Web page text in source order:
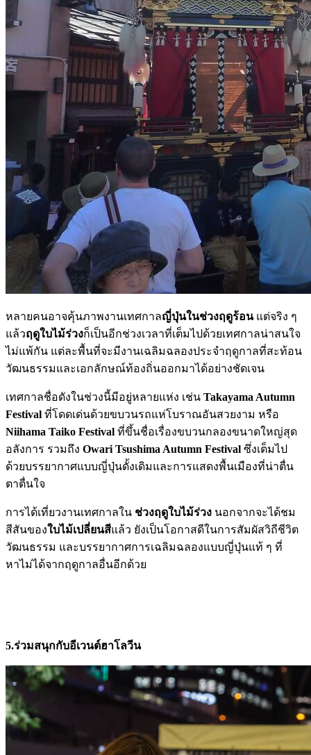
หลายคนอาจคุ้นภาพงานเทศกาลญี่ปุ่นในช่วงฤดูร้อนแต่จริง ๆ
แล้วฤดูใบไม้ร่วงก็เป็นอีกช่วงเวลาที่เต็มไปด้วยเทศกาลน่าสนใจ
ไม่แพ้กัน แต่ละพื้นที่จะมีงานเฉลิมฉลองประจำฤดูกาลที่สะท้อน
วัฒนธรรมและเอกลักษณ์ท้องถิ่นออกมาได้อย่างชัดเจน
เทศกาลชื่อดังในช่วงนี้มีอยู่หลายแห่ง เช่น Takayama Autumn
Festival ที่โดดเด่นด้วยขบวนรถแห่โบราณอันสวยงาม หรือ
Niihama Taiko Festival ที่ขึ้นชื่อเรื่องขบวนกลองขนาดใหญ่สุด
อลังการ รวมถึง Owari Tsushima Autumn Festival ซึ่งเต็มไป
ด้วยบรรยากาศแบบญี่ปุ่นดั้งเดิมและการแสดงพื้นเมืองที่น่าตื่น
ตาตื่นใจ
การได้เที่ยวงานเทศกาลใน ช่วงฤดูใบไม้ร่วง นอกจากจะได้ชม
สีสันของใบไม้เปลี่ยนสีแล้ว ยังเป็นโอกาสดีในการสัมผัสวิถีชีวิต
วัฒนธรรม และบรรยากาศการเฉลิมฉลองแบบญี่ปุ่นแท้ ๆ ที่
หาไม่ได้จากฤดูกาลอื่นอีกด้วย
5.ร่วมสนุกกับอีเวนต์ฮาโลวีน